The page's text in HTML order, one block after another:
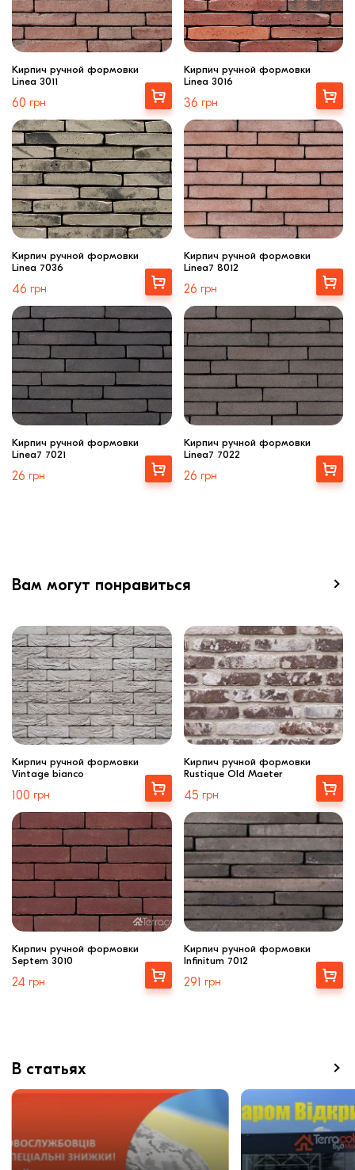
Кирпич ручной формовки
Linea 3011
60 грн
Выбрать
Кирпич ручной формовки
Linea 3016
36 грн
Выбрать
Кирпич ручной формовки
Linea 7036
46 грн
Выбрать
Кирпич ручной формовки
Linea7 8012
26 грн
Выбрать
Кирпич ручной формовки
Linea7 7021
26 грн
Выбрать
Кирпич ручной формовки
Linea7 7022
26 грн
Выбрать
Вам могут понравиться
Кирпич ручной формовки
Vintage bianco
100 грн
Выбрать
Кирпич ручной формовки
Rustique Old Maeter
45 грн
Купити
Кирпич ручной формовки
Septem 3010
24 грн
Выбрать
Кирпич ручной формовки
Infinitum 7012
291 грн
Выбрать
В статьях